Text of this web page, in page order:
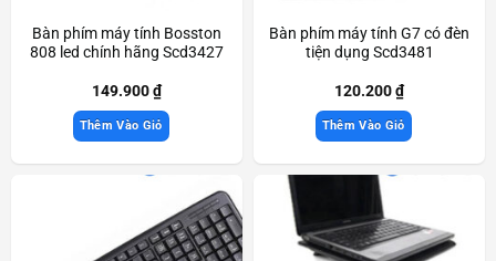
Bàn phím máy tính Bosston
808 led chính hãng Scd3427
149.900₫
Thêm Vào Giỏ
Bàn phím máy tính G7 có đèn
tiện dụng Scd3481
120.200₫
Thêm Vào Giỏ